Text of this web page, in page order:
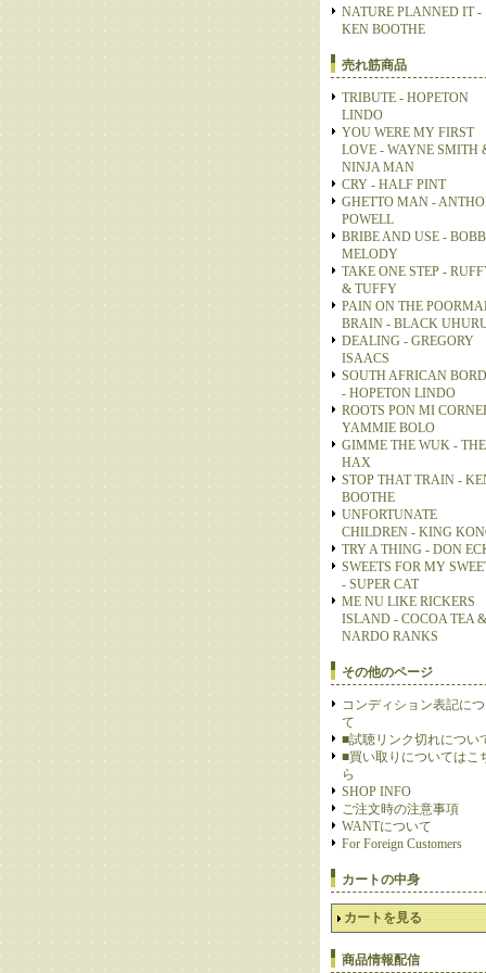
NATURE PLANNED IT -
KEN BOOTHE
売れ筋商品
TRIBUTE - HOPETON
LINDO
YOU WERE MY FIRST
LOVE - WAYNE SMITH
NINJA MAN
CRY - HALF PINT
GHETTO MAN -
POWELL
BRIBE AND USE -
MELODY
TAKE ONE STEP -
& TUFFY
PAIN ON THE
BRAIN - BLACK
DEALING - GREGORY
ISAACS
SOUTH AFRICAN
- HOPETON LINDO
ROOTS PON MI
YAMMIE BOLO
GIMME THE WUK - THE
HAX
STOP THAT TRAIN -
BOOTHE
UNFORTUNATE
CHILDREN - KING
TRY A THING - DON
SWEETS FOR MY
- SUPER CAT
ME NU LIKE RICKERS
ISLAND - COCOA TEA &
NARDO RANKS
その他のページ
コンディション表記に
て
■試聴リンク切れについ
■買い取りについてはこ
ら
SHOP INFO
ご注文時の注意事項
WANTについて
For Foreign Customers
カートの中身
カートを見る
商品情報配信